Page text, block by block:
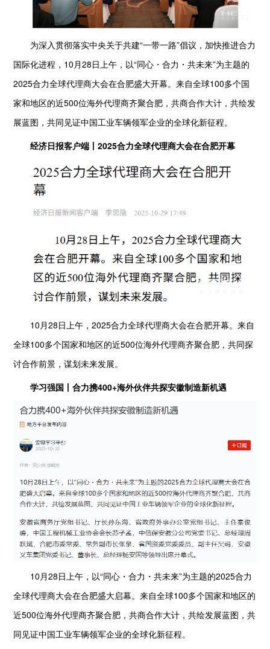
为深入贯彻落实中央关于共建“一带一路”倡议，加快推进合力
国际化进程，10月28日上午，以“同心・合力・共未来”为主题的
2025合力全球代理商大会在合肥盛大开幕。来自全球100多个国
家和地区的近500位海外代理商齐聚合肥，共商合作大计，共绘发
展蓝图，共同见证中国工业车辆领军企业的全球化新征程。
经济日报客户端丨2025合力全球代理商大会在合肥开幕
10月28日上午，2025合力全球代理商大会在合肥开幕。来自
全球100多个国家和地区的近500位海外代理商齐聚合肥，共同探
讨合作前景，谋划未来发展。
学习强国丨合力携400+海外伙伴共探安徽制造新机遇
10月28日上午，以“同心・合力・共未来”为主题的2025合力
全球代理商大会在合肥盛大启幕。来自全球100多个国家和地区的
近500位海外代理商齐聚合肥，共商合作大计，共绘发展蓝图，共
同见证中国工业车辆领军企业的全球化新征程。